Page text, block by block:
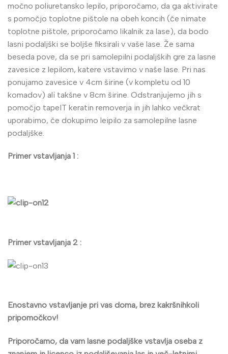
močno poliuretansko lepilo, priporočamo, da ga aktivirate
s pomočjo toplotne pištole na obeh koncih (če nimate
toplotne pištole, priporočamo likalnik za lase), da bodo
lasni podaljški se boljše fiksirali v vaše lase. Že sama
beseda pove, da se pri samolepilni podaljških gre za lasne
zavesice z lepilom, katere vstavimo v naše lase. Pri nas
ponujamo zavesice v 4cm širine (v kompletu od 10
komadov) ali takšne v 8cm širine. Odstranjujemo jih s
pomočjo tapeIT keratin removerja in jih lahko večkrat
uporabimo, če dokupimo leipilo za samolepilne lasne
podaljške.
Primer vstavljanja 1 :
Primer vstavljanja 2 :
Enostavno vstavljanje pri vas doma, brez kakršnihkoli
pripomočkov!
Priporočamo, da vam lasne podaljške vstavlja oseba z